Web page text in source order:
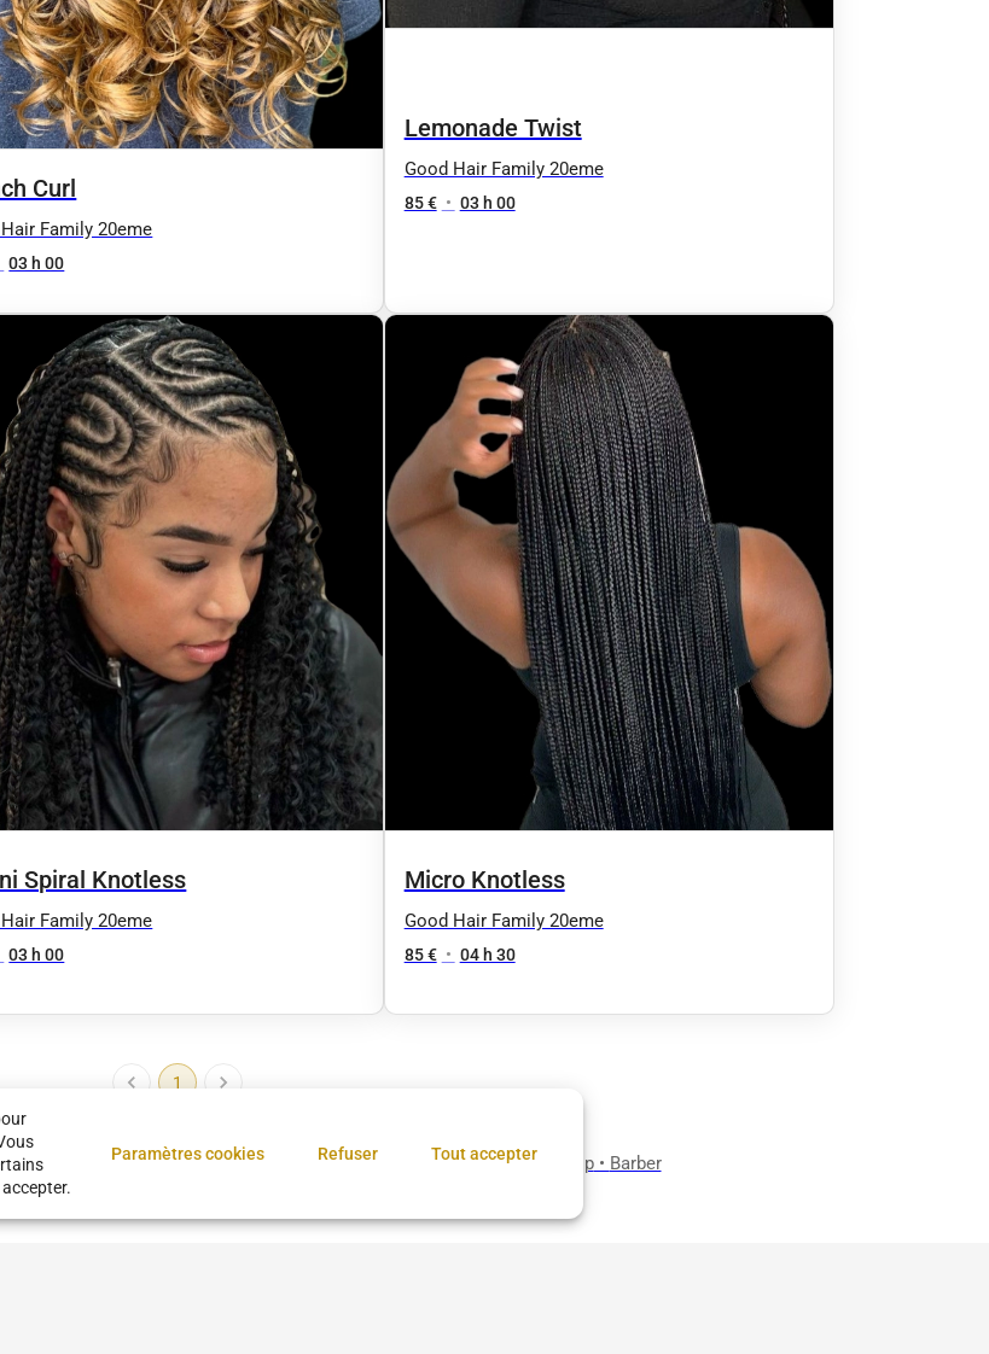
Curl
Family 20eme
03 h 00
Lemonade Twist
Good Hair Family 20eme
85 € • 03 h 00
Spiral Knotless
Family 20eme
03 h 00
Micro Knotless
Good Hair Family 20eme
85 € • 04 h 30
1
Barber shop •Coiffure•Coiffeur pas cher•Coiffeur Barbier•Barbershop• Barber
Paramètres cookies Refuser Tout accepter